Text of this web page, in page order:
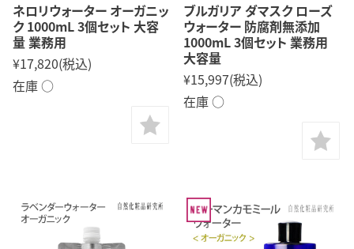
ネロリウォーター オーガニッ
ク 1000mL 3個セット 大容
量 業務用
¥17,820(税込)
在庫 ○
ブルガリア ダマスク ローズ
ウォーター 防腐剤無添加
1000mL 3個セット 業務用
大容量
¥15,997(税込)
在庫 ○